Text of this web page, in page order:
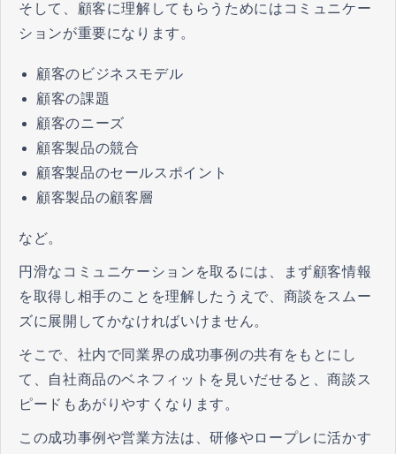
そして、顧客に理解してもらうためにはコミュニケー
ションが重要になります。
顧客のビジネスモデル
顧客の課題
顧客のニーズ
顧客製品の競合
顧客製品のセールスポイント
顧客製品の顧客層
など。
円滑なコミュニケーションを取るには、まず顧客情報
を取得し相手のことを理解したうえで、商談をスムー
ズに展開してかなければいけません。
そこで、社内で同業界の成功事例の共有をもとにし
て、自社商品のベネフィットを見いだせると、商談ス
ピードもあがりやすくなります。
この成功事例や営業方法は、研修やロープレに活かす